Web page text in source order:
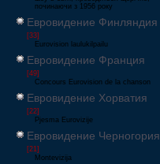
починаючи з 1956 року
Евровидение Финляндия
[33]
Eurovision laulukilpailu
Евровидение Франция
[49]
Concours Eurovision de la chanson
Евровидение Хорватия
[22]
Pjesma Eurovizije
Евровидение Черногория
[21]
Montevizija